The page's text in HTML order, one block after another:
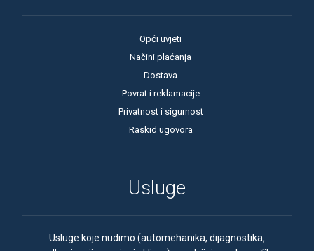
Opći uvjeti
Načini plaćanja
Dostava
Povrat i reklamacije
Privatnost i sigurnost
Raskid ugovora
Usluge
Usluge koje nudimo (automehanika, dijagnostika,